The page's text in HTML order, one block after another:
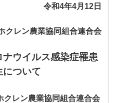
令和4年4月 12日
クレン農業協同組合連合会
ウイルス感染症罹患
について
レン農業協同組合連合会